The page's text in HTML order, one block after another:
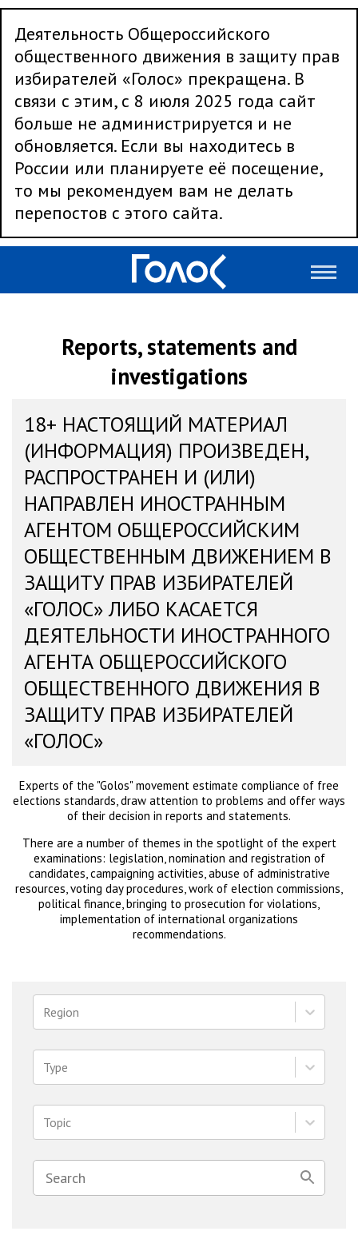
Деятельность Общероссийского
общественного движения в защиту прав
избирателей «Голос» прекращена. В
связи с этим, с 8 июля 2025 года сайт
больше не администрируется и не
обновляется. Если вы находитесь в
России или планируете её посещение,
то мы рекомендуем вам не делать
перепостов с этого сайта.
Reports, statements and
investigations
18+ НАСТОЯЩИЙ МАТЕРИАЛ
(ИНФОРМАЦИЯ) ПРОИЗВЕДЕН,
РАСПРОСТРАНЕН И (ИЛИ)
НАПРАВЛЕН ИНОСТРАННЫМ
АГЕНТОМ ОБЩЕРОССИЙСКИМ
ОБЩЕСТВЕННЫМ ДВИЖЕНИЕМ В
ЗАЩИТУ ПРАВ ИЗБИРАТЕЛЕЙ
«ГОЛОС» ЛИБО КАСАЕТСЯ
ДЕЯТЕЛЬНОСТИ ИНОСТРАННОГО
АГЕНТА ОБЩЕРОССИЙСКОГО
ОБЩЕСТВЕННОГО ДВИЖЕНИЯ В
ЗАЩИТУ ПРАВ ИЗБИРАТЕЛЕЙ
«ГОЛОС»
Experts of the "Golos" movement estimate compliance of free
elections standards, draw attention to problems and offer ways
of their decision in reports and statements.
There are a number of themes in the spotlight of the expert
examinations: legislation, nomination and registration of
candidates, campaigning activities, abuse of administrative
resources, voting day procedures, work of election commissions,
political finance, bringing to prosecution for violations,
implementation of international organizations
recommendations.
Region
Type
Topic